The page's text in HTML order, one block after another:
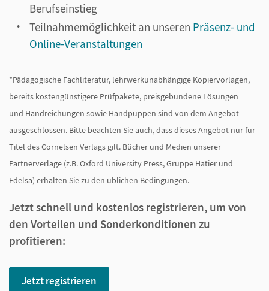
Berufseinstieg
Teilnahmemöglichkeit an unseren Präsenz- und
Online-Veranstaltungen
*Pädagogische Fachliteratur, lehrwerkunabhängige Kopiervorlagen,
bereits kostengünstigere Prüfpakete, preisgebundene Lösungen
und Handreichungen sowie Handpuppen sind von dem Angebot
ausgeschlossen. Bitte beachten Sie auch, dass dieses Angebot nur für
Titel des Cornelsen Verlags gilt. Bücher und Medien unserer
Partnerverlage (z.B. Oxford University Press, Gruppe Hatier und
Edelsa) erhalten Sie zu den üblichen Bedingungen.
Jetzt schnell und kostenlos registrieren, um von
den Vorteilen und Sonderkonditionen zu
profitieren:
Jetzt registrieren